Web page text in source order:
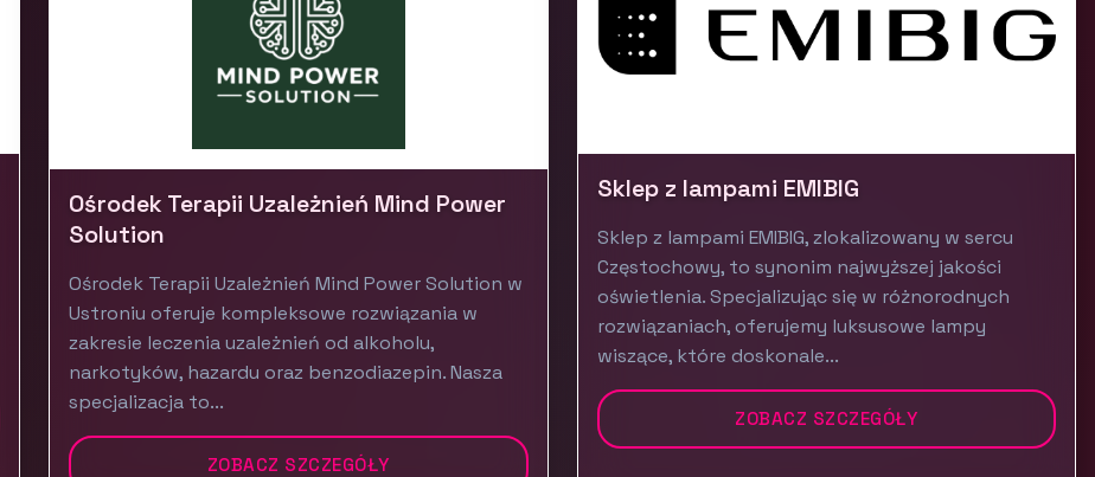
Ośrodek Terapii Uzależnień Mind Power
Solution
Ośrodek Terapii Uzależnień Mind Power Solution w
Ustroniu oferuje kompleksowe rozwiązania w
zakresie leczenia uzależnień od alkoholu,
narkotyków, hazardu oraz benzodiazepin. Nasza
specjalizacja to...
ZOBACZ SZCZEGÓŁY
Sklep z lampami EMIBIG
Sklep z lampami EMIBIG, zlokalizowany w sercu
Częstochowy, to synonim najwyższej jakości
oświetlenia. Specjalizując się w różnorodnych
rozwiązaniach, oferujemy luksusowe lampy
wiszące, które doskonale...
ZOBACZ SZCZEGÓŁY